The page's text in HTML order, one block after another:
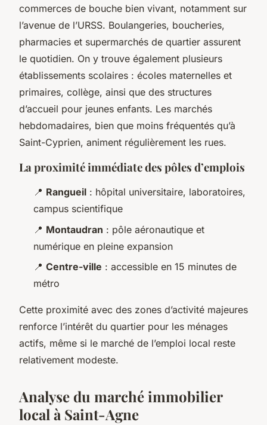
commerces de bouche bien vivant, notamment sur
l’avenue de l’URSS. Boulangeries, boucheries,
pharmacies et supermarchés de quartier assurent
le quotidien. On y trouve également plusieurs
établissements scolaires : écoles maternelles et
primaires, collège, ainsi que des structures
d’accueil pour jeunes enfants. Les marchés
hebdomadaires, bien que moins fréquentés qu’à
Saint-Cyprien, animent régulièrement les rues.
La proximité immédiate des pôles d’emplois
📍 Rangueil : hôpital universitaire, laboratoires,
campus scientifique
📍 Montaudran : pôle aéronautique et
numérique en pleine expansion
📍 Centre-ville : accessible en 15 minutes de
métro
Cette proximité avec des zones d’activité majeures
renforce l’intérêt du quartier pour les ménages
actifs, même si le marché de l’emploi local reste
relativement modeste.
Analyse du marché immobilier
local à Saint-Agne